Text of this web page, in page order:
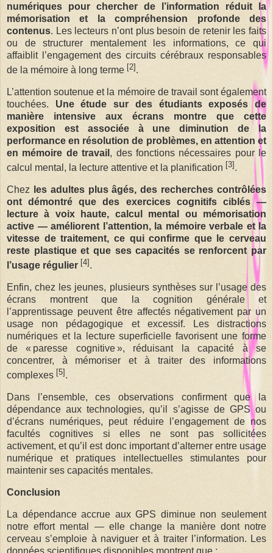
numériques pour chercher de l’information réduit la
mémorisation et la compréhension profonde des
contenus. Les lecteurs n’ont plus besoin de retenir les faits
ou de structurer mentalement les informations, ce qui
affaiblit l’engagement des circuits cérébraux responsables
de la mémoire à long terme [2].
L’attention soutenue et la mémoire de travail sont également
touchées. Une étude sur des étudiants exposés de
manière intensive aux écrans montre que cette
exposition est associée à une diminution de la
performance en résolution de problèmes, en attention et
en mémoire de travail , des fonctions nécessaires pour le
calcul mental, la lecture attentive et la planification [3] .
Chez les adultes plus âgés, des recherches contrôlées
ont démontré que des exercices cognitifs ciblés —
lecture à voix haute, calcul mental ou mémorisation
active — améliorent l’attention, la mémoire verbale et la
vitesse de traitement, ce qui confirme que
le cerveau
reste plastique et que ses capacités se renforcent par
l’usage régulier [4] .
Enfin, chez les jeunes, plusieurs synthèses sur l’usage des
écrans montrent que la cognition générale et
l’apprentissage peuvent être affectés négativement par un
usage non pédagogique et excessif. Les distractions
numériques et la lecture superficielle favorisent une forme
de « paresse cognitive », réduisant la capacité à se
concentrer, à mémoriser et à traiter des informations
complexes [5] .
Dans l’ensemble, ces observations confirment que la
dépendance aux technologies, qu’il s’agisse de GPS ou
d’écrans numériques, peut réduire l’engagement de nos
facultés cognitives si elles ne sont pas sollicitées
activement, et qu’il est donc important d’alterner entre usage
numérique et pratiques intellectuelles stimulantes pour
maintenir ses capacités mentales.
Conclusion
La dépendance accrue aux GPS diminue non seulement
notre effort mental — elle change la manière dont notre
cerveau s’emploie à naviguer et à traiter l’information. Les
données scientifiques disponibles montrent que :